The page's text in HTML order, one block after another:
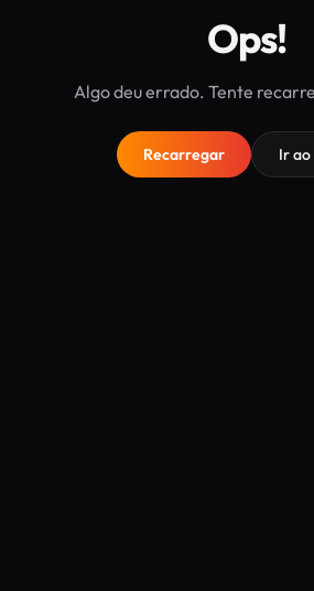
Ops!
Algo deu errado. Tente
Recarregar Ir ao